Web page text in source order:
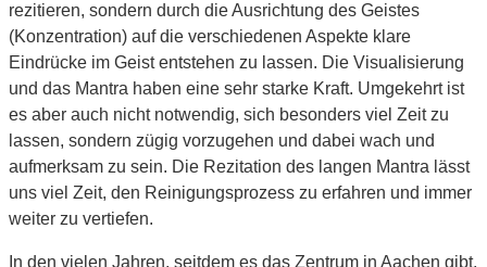
rezitieren, sondern durch die Ausrichtung des Geistes
(Konzentration) auf die verschiedenen Aspekte klare
Eindrücke im Geist entstehen zu lassen. Die Visualisierung
und das Mantra haben eine sehr starke Kraft. Umgekehrt ist
es aber auch nicht notwendig, sich besonders viel Zeit zu
lassen, sondern zügig vorzugehen und dabei wach und
aufmerksam zu sein. Die Rezitation des langen Mantra lässt
uns viel Zeit, den Reinigungsprozess zu erfahren und immer
weiter zu vertiefen.
In den vielen Jahren, seitdem es das Zentrum in Aachen gibt,